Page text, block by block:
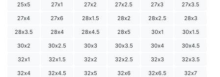
25х5
27х1 27х2 27х2.5 27х3
27х3.5
27х4
27х6 28х1.5 28х2 28х2.5
28х3
28х3.5
28х4 28х4.5 28х5 30х1
30х1.5
30х2
30х2.5 30х3 30х3.5 30х4
30х4.5
32х1
32х1.5 32х2 32х2.5 32х3
32х3.5
32х4
32х4.5 32х5 32х6 32х6.5
32х7